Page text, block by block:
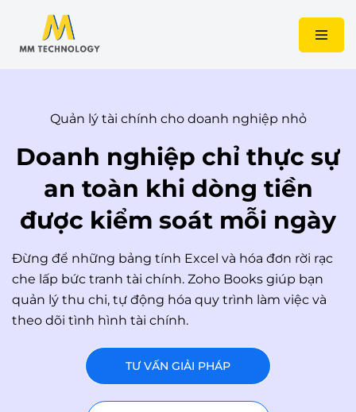
Chuyển
Quản lý tài chính cho doanh nghiệp nhỏ
Doanh nghiệp chỉ thực sự
an toàn khi dòng tiền
được kiểm soát mỗi ngày
Đừng để những bảng tính Excel và hóa đơn rời rạc
che lấp bức tranh tài chính. Zoho Books giúp bạn
quản lý thu chi, tự động hóa quy trình làm việc và
theo dõi tình hình tài chính.
TƯ VẤN GIẢI PHÁP